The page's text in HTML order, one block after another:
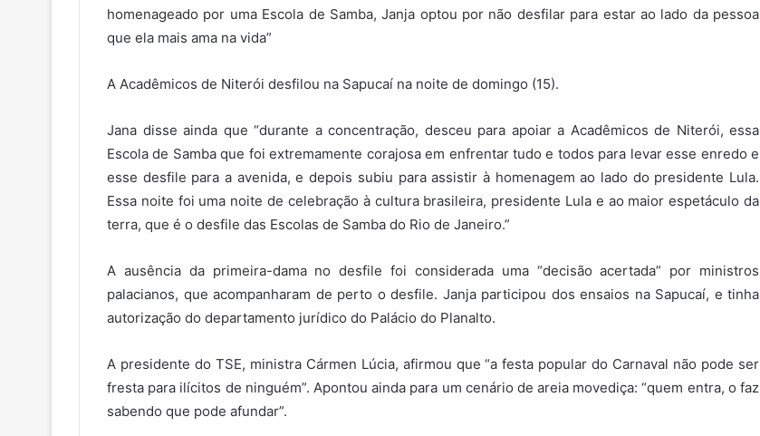
homenageado por uma Escola de Samba, Janja optou por não desfilar para estar ao lado da pessoa
que ela mais ama na vida”
A Acadêmicos de Niterói desfilou na Sapucaí na noite de domingo (15).
Jana disse ainda que “durante a concentração, desceu para apoiar a Acadêmicos de Niterói, essa
Escola de Samba que foi extremamente corajosa em enfrentar tudo e todos para levar esse enredo e
esse desfile para a avenida, e depois subiu para assistir à homenagem ao lado do presidente Lula.
Essa noite foi uma noite de celebração à cultura brasileira, presidente Lula e ao maior espetáculo da
terra, que é o desfile das Escolas de Samba do Rio de Janeiro.”
A ausência da primeira-dama no desfile foi considerada uma “decisão acertada” por ministros
palacianos, que acompanharam de perto o desfile. Janja participou dos ensaios na Sapucaí, e tinha
autorização do departamento jurídico do Palácio do Planalto.
A presidente do TSE, ministra Cármen Lúcia, afirmou que “a festa popular do Carnaval não pode ser
fresta para ilícitos de ninguém”. Apontou ainda para um cenário de areia movediça: “quem entra, o faz
sabendo que pode afundar”.